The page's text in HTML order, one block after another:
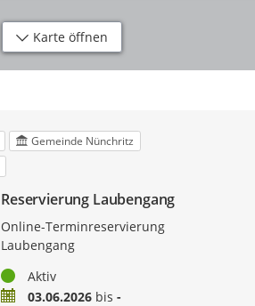
Karte öffnen
Gemeinde Nünchritz
Reservierung Laubengang
Online-Terminreservierung
Laubengang
StatusAktiv
Zeitraum03.06.2026bis -